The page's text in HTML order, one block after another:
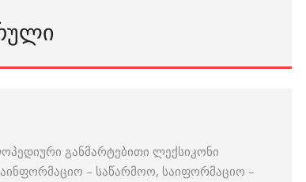
განმარტებითი ლექსიკონი
– საწარმოო, საიფორმაციო –